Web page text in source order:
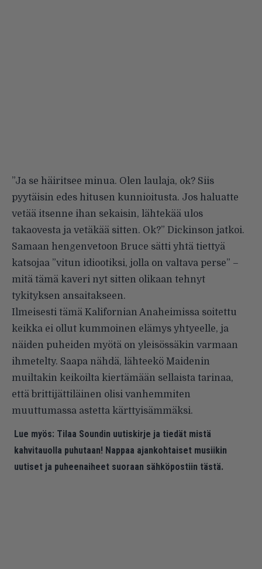
”Ja se häiritsee minua. Olen laulaja, ok? Siis
pyytäisin edes hitusen kunnioitusta. Jos haluatte
vetää itsenne ihan sekaisin, lähtekää ulos
takaovesta ja vetäkää sitten. Ok?” Dickinson jatkoi.
Samaan hengenvetoon Bruce sätti yhtä tiettyä
katsojaa ”vitun idiootiksi, jolla on valtava perse” –
mitä tämä kaveri nyt sitten olikaan tehnyt
tykityksen ansaitakseen.
Ilmeisesti tämä Kalifornian Anaheimissa soitettu
keikka ei ollut kummoinen elämys yhtyeelle, ja
näiden puheiden myötä on yleisössäkin varmaan
ihmetelty. Saapa nähdä, lähteekö Maidenin
muiltakin keikoilta kiertämään sellaista tarinaa,
että brittijättiläinen olisi vanhemmiten
muuttumassa astetta kärttyisämmäksi.
Lue myös: Tilaa Soundin uutiskirje ja tiedät mistä
kahvitauolla puhutaan! Nappaa ajankohtaiset musiikin
uutiset ja puheenaiheet suoraan sähköpostiin tästä.